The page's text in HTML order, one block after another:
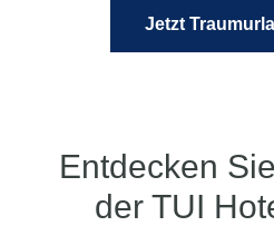
Jetzt
Entdecken
der TUI